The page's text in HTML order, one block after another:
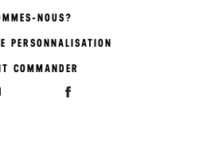
NOUS?
PERSONNALISATION
COMMANDER